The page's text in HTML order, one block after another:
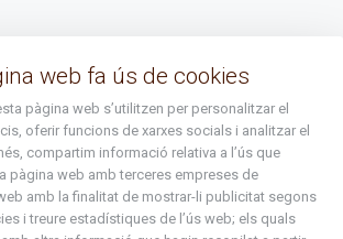
de 8 a 16h (els divendres a partir de l'1 de juny
de la setmana de Meritxell : de 8 a 14h)
web fa ús de cookies
pàgina web s’utilitzen per personalitzar el
oferir funcions de xarxes socials i analitzar el
compartim informació relativa a l’ús que
pàgina web amb terceres empreses de
amb la finalitat de mostrar-li publicitat segons
i treure estadístiques de l’ús web; els quals